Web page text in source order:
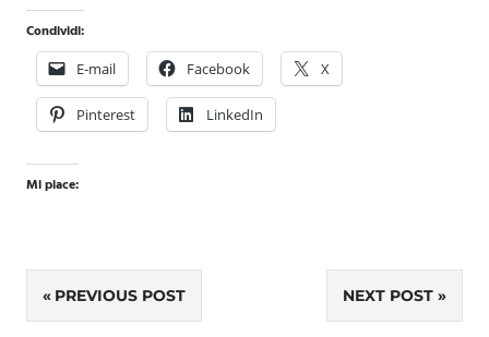
formato
monodose
nuova
confezione
migliorata
Condividi:
E-mail Facebook X
Pinterest LinkedIn
Mi piace:
Navigazione
PREVIOUS POST NEXT POST